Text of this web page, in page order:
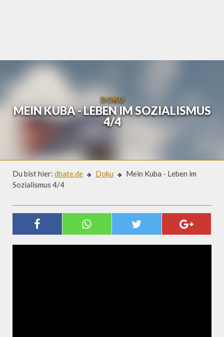
DOKU
MEIN KUBA - LEBEN IM SOZIALISMUS
4/4
Du bist hier: dbate.de Doku
Mein Kuba - Leben im
Sozialismus 4/4
MEIN KUBA - LEBEN IM
SOZIALISMUS 4/4